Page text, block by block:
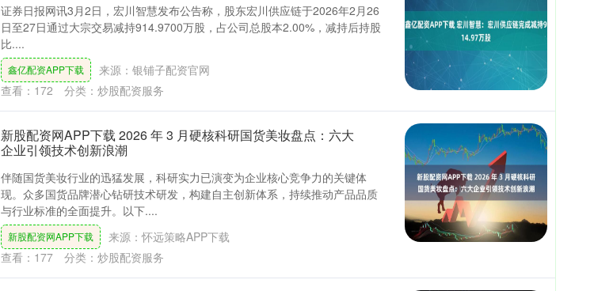
证券日报网讯3月2日，宏川智慧发布公告称，股东宏川供应链于2026年2月26
日至27日通过大宗交易减持914.9700万股，占公司总股本2.00%，减持后持股
比....
鑫亿配资APP下载
来源：银铺子配资官网
查看： 172 分类： 炒股配资服务
新股配资网APP下载 2026 年 3 月硬核科研国货美妆盘点：六大
企业引领技术创新浪潮
伴随国货美妆行业的迅猛发展，科研实力已演变为企业核心竞争力的关键体
现。众多国货品牌潜心钻研技术研发，构建自主创新体系，持续推动产品品质
与行业标准的全面提升。以下....
新股配资网APP下载
来源：怀远策略APP下载
查看： 177 分类： 炒股配资服务